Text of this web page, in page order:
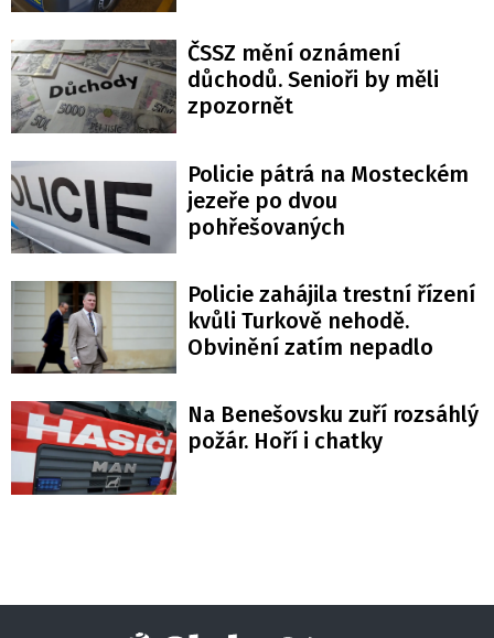
ČSSZ mění oznámení
důchodů. Senioři by měli
zpozornět
Policie pátrá na Mosteckém
jezeře po dvou
pohřešovaných
Policie zahájila trestní řízení
kvůli Turkově nehodě.
Obvinění zatím nepadlo
Na Benešovsku zuří rozsáhlý
požár. Hoří i chatky